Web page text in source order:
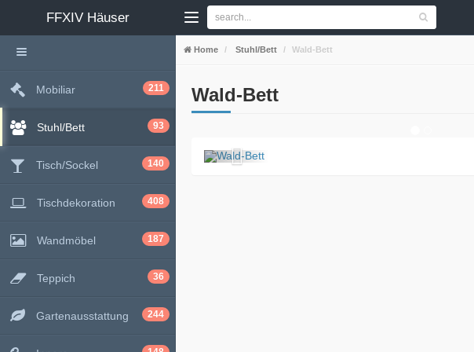
FFXIV Häuser
Home Stuhl/Bett Wald-Bett
Wald-Bett
Mobiliar 211
Stuhl/Bett 93
Tisch/Sockel 140
Tischdekoration 408
Wandmöbel 187
Teppich 36
Gartenausstattung 244